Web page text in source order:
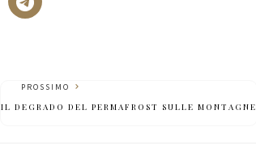
PROSSIMO
IL DEGRADO DEL PERMAFROST SULLE MONTAGNE